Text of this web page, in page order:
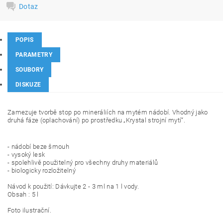
Dotaz
POPIS
PARAMETRY
SOUBORY
DISKUZE
Zamezuje tvorbě stop po mineráliích na mytém nádobí. Vhodný jako
druhá fáze (oplachování) po prostředku „Krystal strojní mytí“.
- nádobí beze šmouh
- vysoký lesk
- spolehlivě použitelný pro všechny druhy materiálů
- biologicky rozložitelný
Návod k použití: Dávkujte 2 - 3 ml na 1 l vody.
Obsah : 5 l
Foto ilustrační.